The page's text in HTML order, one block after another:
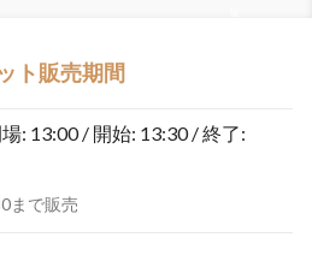
ト販売期間
: 13:00 / 開始: 13:30 / 終了:
まで販売